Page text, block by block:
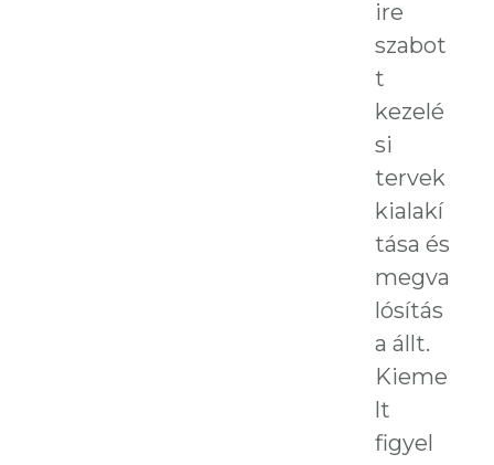
ire
szabot
t
kezelé
si
tervek
kialakí
tása és
megva
lósítás
a állt.
Kieme
lt
figyel